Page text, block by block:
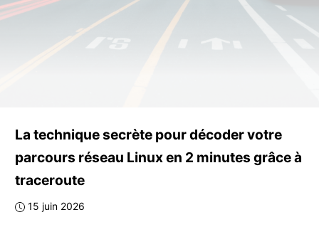
La technique secrète pour décoder votre
parcours réseau Linux en 2 minutes grâce à
traceroute
15 juin 2026